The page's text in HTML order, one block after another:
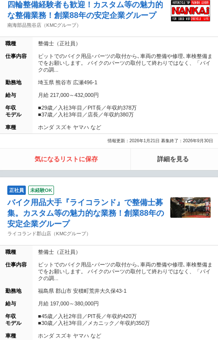
四輪整備経験者も歓迎！カスタム等の魅力的
な整備業務！創業88年の安定企業グループ
南海部品熊谷店（KMCグループ）
職種 整備士（正社員）
仕事内容
ピットでのバイク用品･パーツの取付から､車両の整備や修理､車検整備ま
でをお願いします。 バイクのパーツの取付して終わりではなく、「バイ
クの調...
勤務地 埼玉県 熊谷市 広瀬496-1
給与 月給 217,000～432,000円
年収
モデル
■29歳／入社3年目／PIT長／年収約378万
■37歳／入社3年目／店長／年収約380万
車種 ホンダ スズキ ヤマハ など
情報更新：2026年1月21日 募集終了：2026年9月30日
気になるリストに保存 詳細を見る
正社員 未経験OK
バイク用品大手『ライコランド』で整備士募
集。カスタム等の魅力的な業務！創業88年の
安定企業グループ
ライコランド郡山店（KMCグループ）
職種 整備士（正社員）
仕事内容
ピットでのバイク用品･パーツの取付から､車両の整備や修理､車検整備ま
でをお願いします。 バイクのパーツの取付して終わりではなく、「バイ
クの調...
勤務地 福島県 郡山市 安積町荒井大久保43-1
給与 月給 197,000～380,000円
年収
モデル
■45歳／入社2年目／PIT長／年収約420万
■30歳／入社3年目／メカニック／年収約350万
車種 ホンダ スズキ ヤマハ など